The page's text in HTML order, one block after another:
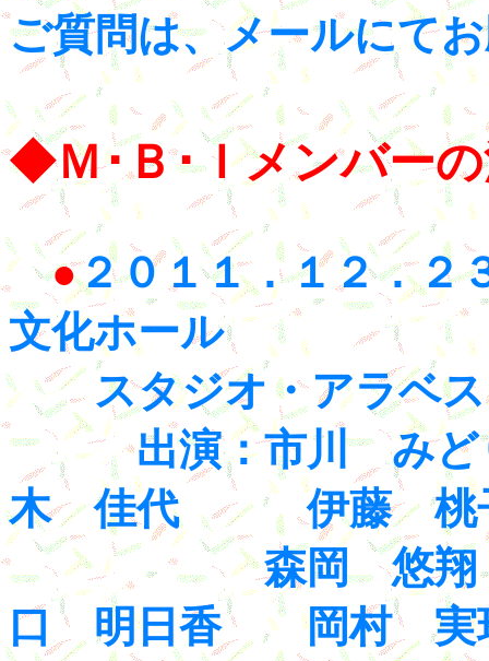
ご質問は、メールにて
◆Ｍ･Ｂ･Ｉメンバー
●２０１１．１２．
文化ホール
スタジオ・アラベス
出演：市川 み
木 佳代 伊藤 桃
森岡 悠翔
口 明日香 岡村 実